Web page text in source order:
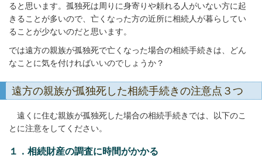
ると思います。孤独死は周りに身寄りや頼れる人がいない方に起
きることが多いので、亡くなった方の近所に相続人が暮らしてい
ることが少ないのだと思います。
では遠方の親族が孤独死で亡くなった場合の相続手続きは、どん
なことに気を付ければいいのでしょうか？
遠方の親族が孤独死した相続手続きの注意点３つ
遠くに住む親族が孤独死した場合の相続手続きでは、以下のこ
とに注意をしてください。
１．相続財産の調査に時間がかかる